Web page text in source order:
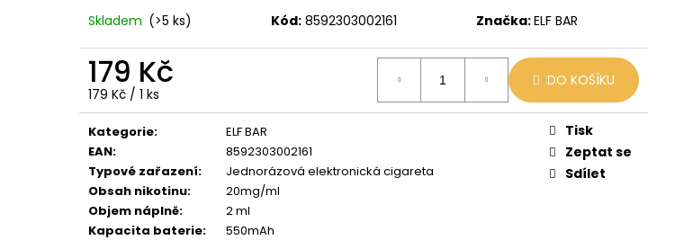
Skladem (>5 ks) Kód: 8592303002161 Značka:ELF BAR
179 Kč
Měrná
cena:
179 Kč / 1 ks
DO KOŠÍKU
Kategorie:
ELF BAR
EAN:
8592303002161
Typové zařazení:
Jednorázová elektronická cigareta
Obsah nikotinu:
20mg/ml
Objem náplně:
2 ml
Kapacita baterie:
550mAh
Tisk
Zeptat se
Sdílet
79 Kč
Původně:169 Kč